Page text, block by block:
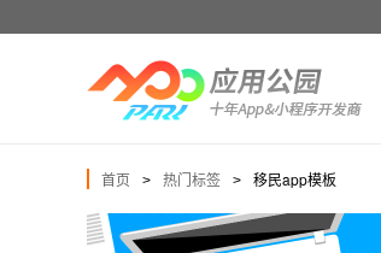
首页 > 热门标签 > 移民app模板